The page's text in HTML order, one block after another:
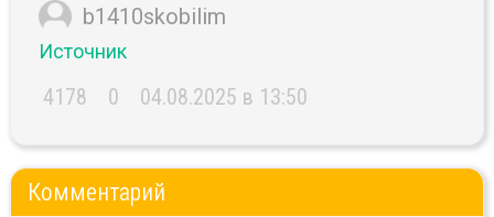
b1410skobilim
Источник
4178 0 04.08.2025 в 13:50
Комментарий